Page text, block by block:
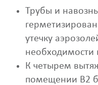
Трубы и
утечку
необходимости
К четырем
помещении B2